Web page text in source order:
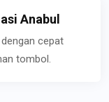
Anabul
cepat
tombol.